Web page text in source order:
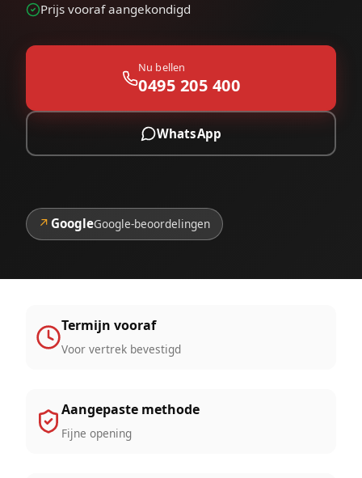
Prijs vooraf aangekondigd
Nu bellen
0495 205 400
WhatsApp
↗ GoogleGoogle-beoordelingen
Termijn vooraf
Voor vertrek bevestigd
Aangepaste methode
Fijne opening